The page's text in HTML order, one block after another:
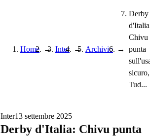
Home → Inter → Archivio →
Derby
Chivu
punta
sicuro,
Tud...
Inter13 settembre 2025
Derby d'Italia: Chivu punta